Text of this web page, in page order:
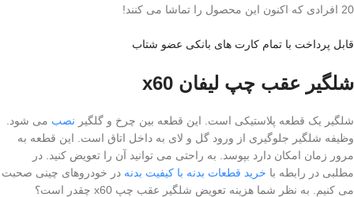
20 افرادی که اکنون این محصول را تماشا می کنند!
قابل پرداخت با تمام کارت های بانکی عضو شتاب
شلگیر عقب چپ لیفان x60
شلگیر یک قطعه پلاستیکی است. این قطعه بین چرخ و گلگیر نصب می شود.
وظیفه شلگیر جلوگیری از ورود گل و لای به داخل اتاق است. این قطعه به
مرور زمان امکان دارد بپوسد. به راحتی می توانید آن را تعویض کنید. در
مطلبی در رابطه با خرید قطعات بدنه با کیفیت بدنه در خودروهای چینی صحبت
می کنیم. به نظر شما هزینه تعویض شلگیر عقب چپ x60 چقدر است؟